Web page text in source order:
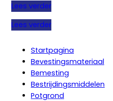
Lees verder
Lees verder
Startpagina
Bevestingsmateriaal
Bemesting
Bestrijdingsmiddelen
Potgrond